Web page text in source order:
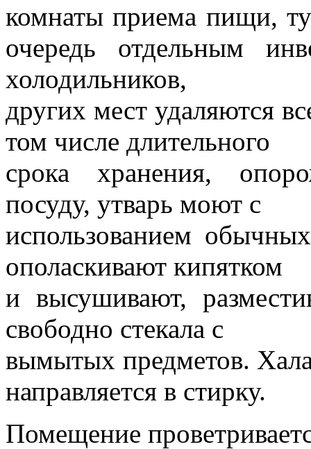
комнаты приема пищи,
очередь отдельным
холодильников,
других мест удаляются
том числе длительного
срока хранения,
посуду, утварь моют с
использованием
ополаскивают кипятком
и высушивают,
свободно стекала с
вымытых предметов.
направляется в стирку.
Помещение